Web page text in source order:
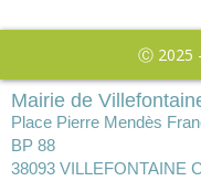
Ⓒ 2025
Mairie de
Place Pierre Mendès
BP 88
38093 VILLEFONTAINE